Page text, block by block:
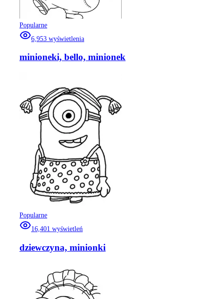
Popularne
6,953 wyświetlenia
minioneki, bello, minionek
Popularne
16,401 wyświetleń
dziewczyna, minionki